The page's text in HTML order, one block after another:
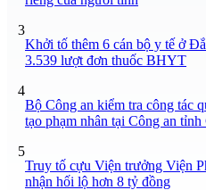
3
Khởi tố thêm 6 cán bộ y tế ở
3.539 lượt đơn thuốc BHYT
4
Bộ Công an kiểm tra công tác
tạo phạm nhân tại Công an tỉnh
5
Truy tố cựu Viện trưởng Viện
nhận hối lộ hơn 8 tỷ đồng